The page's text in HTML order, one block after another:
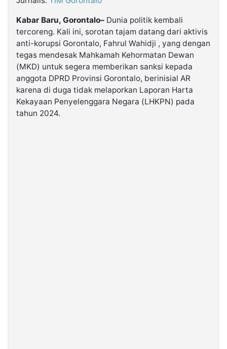
Kabarbaru.co
2026
Kabarbaru
Holding
Kabar Baru, Gorontalo– Dunia politik kembali
tercoreng. Kali ini, sorotan tajam datang dari aktivis
anti-korupsi Gorontalo, Fahrul Wahidji , yang dengan
tegas mendesak Mahkamah Kehormatan Dewan
(MKD) untuk segera memberikan sanksi kepada
anggota DPRD Provinsi Gorontalo, berinisial AR
karena di duga tidak melaporkan Laporan Harta
Kekayaan Penyelenggara Negara (LHKPN) pada
tahun 2024.